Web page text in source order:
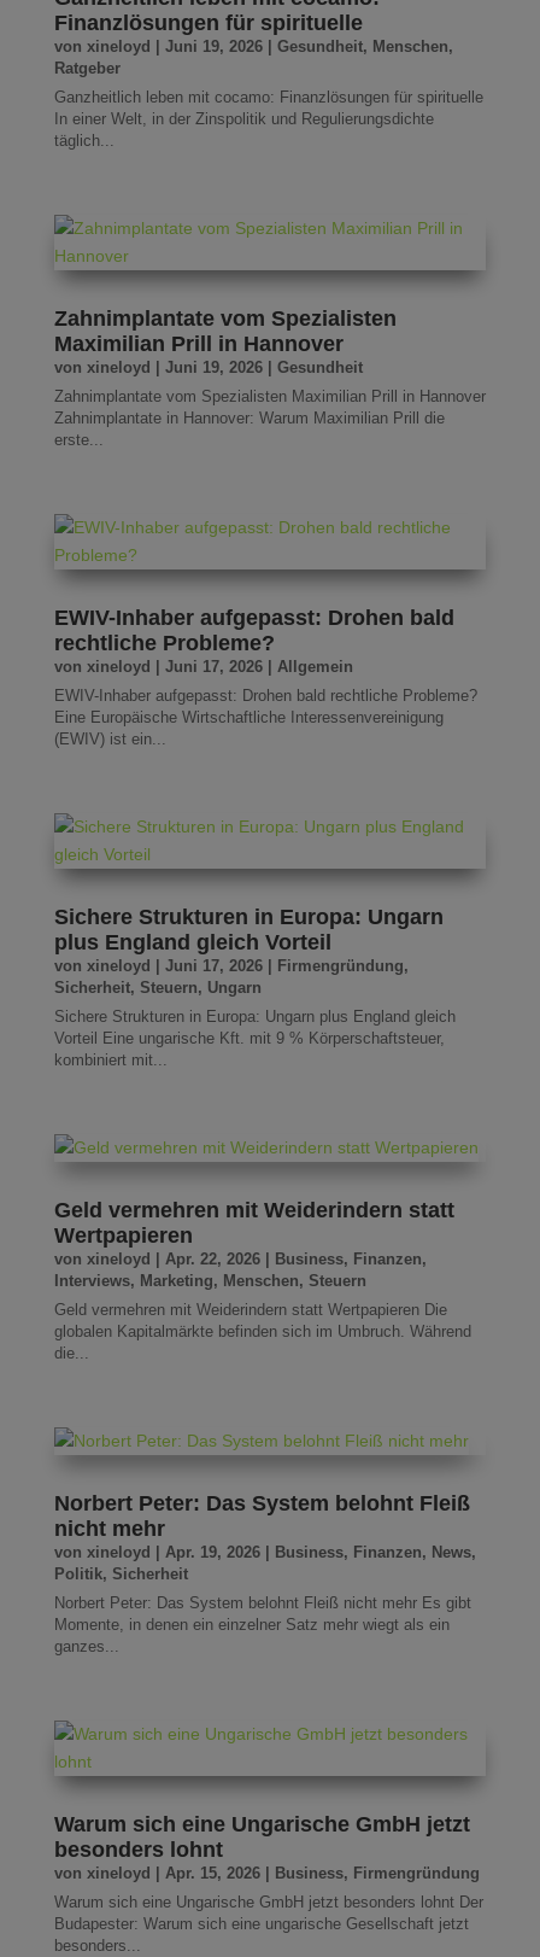
Finanzlösungen für spirituelle
von xineloyd Juni 19, 2026| Gesundheit, Menschen,
Ratgeber
Ganzheitlich leben mit cocamo: Finanzlösungen für spirituelle
In einer Welt, in der Zinspolitik und Regulierungsdichte
täglich...
Zahnimplantate vom Spezialisten
Maximilian Prill in Hannover
von xineloyd Juni 19, 2026| Gesundheit
Zahnimplantate vom Spezialisten Maximilian Prill in Hannover
Zahnimplantate in Hannover: Warum Maximilian Prill die
erste...
EWIV-Inhaber aufgepasst: Drohen bald
rechtliche Probleme?
von xineloyd Juni 17, 2026| Allgemein
EWIV-Inhaber aufgepasst: Drohen bald rechtliche Probleme?
Eine Europäische Wirtschaftliche Interessenvereinigung
(EWIV) ist ein...
Sichere Strukturen in Europa: Ungarn
plus England gleich Vorteil
von xineloyd Juni 17, 2026| Firmengründung,
Sicherheit, Steuern, Ungarn
Sichere Strukturen in Europa: Ungarn plus England gleich
Vorteil Eine ungarische Kft. mit 9 % Körperschaftsteuer,
kombiniert mit...
Geld vermehren mit Weiderindern statt
Wertpapieren
von xineloyd Apr. 22, 2026| Business, Finanzen,
Interviews, Marketing, Menschen, Steuern
Geld vermehren mit Weiderindern statt Wertpapieren Die
globalen Kapitalmärkte befinden sich im Umbruch. Während
die...
Norbert Peter: Das System belohnt Fleiß
nicht mehr
von xineloyd Apr. 19, 2026| Business, Finanzen, News,
Politik, Sicherheit
Norbert Peter: Das System belohnt Fleiß nicht mehr Es gibt
Momente, in denen ein einzelner Satz mehr wiegt als ein
ganzes...
Warum sich eine Ungarische GmbH jetzt
besonders lohnt
von xineloyd Apr. 15, 2026| Business, Firmengründung
Warum sich eine Ungarische GmbH jetzt besonders lohnt Der
Budapester: Warum sich eine ungarische Gesellschaft jetzt
besonders...